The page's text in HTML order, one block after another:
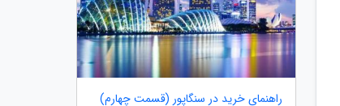
راهنمای خرید در سنگاپور (قسمت چهارم)